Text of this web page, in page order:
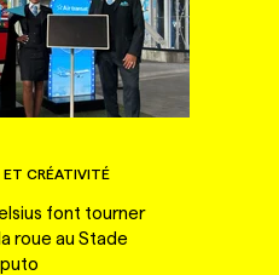
CRÉATIVITÉ
font tourner
roue au Stade